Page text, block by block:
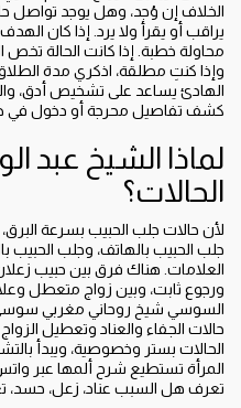
الخلاف إن وُجد، وهل يوجد تواصل
يراقب أو يقرأ ولا يرد. إذا كان
محاولة خطبة. إذا كانت الحالة
وإذا كنتِ مطلقة، اذكري مدة
الهادئ يساعد على تشخيص أدق،
كشف تفاصيل محرجة أو دخول
لماذا الشيخ عبد
الحالات؟
لأن حالات جلب الحبيب بسرعة البرق،
جلب الحبيب بالهاتف، وجلب الحبيب
العلامات. هناك فرق بين حبيب
ورجوع ثابت، وبين زواج متعطل
حالات الجفاء والعناد وتعطيل
الحالات بستر وخصوصية، ويبدأ
المرأة تستطيع شرح ألمها عبر
تعرف هل السبب عناد، زعل، حسد،